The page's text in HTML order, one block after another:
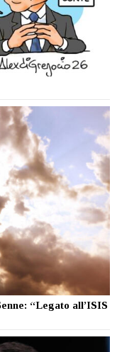
“Legato all’ISIS